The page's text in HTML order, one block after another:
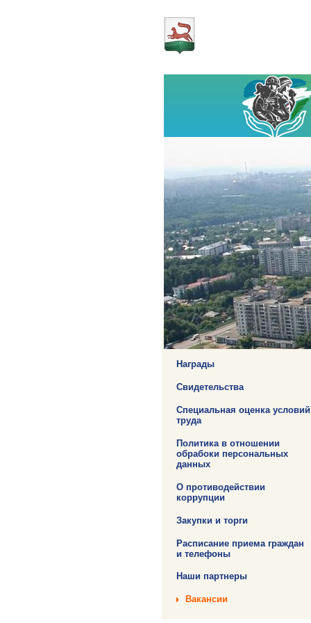
О предприятии
Награды
Свидетельства
Специальная оценка условий
труда
Политика в отношении
обрабоки персональных
данных
О противодействии
коррупции
Закупки и торги
Расписание приема граждан
и телефоны
Наши партнеры
Вакансии